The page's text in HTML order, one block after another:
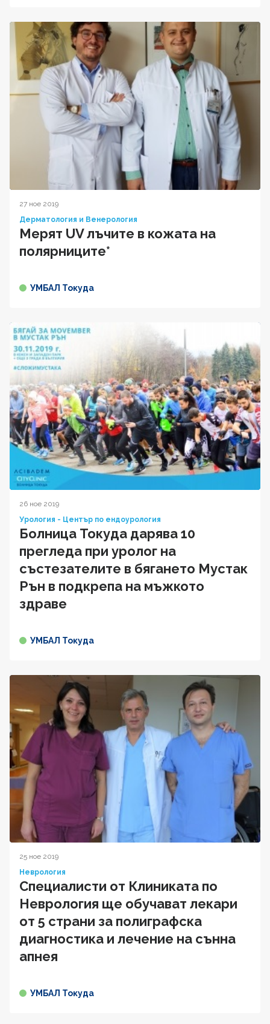
27 ное 2019
Дерматология и Венерология
Мерят UV лъчите в кожата на
полярниците*
УМБАЛ Токуда
26 ное 2019
Урология - Център по ендоурология
Болница Токуда дарява 10
прегледа при уролог на
състезателите в бягането Мустак
Рън в подкрепа на мъжкото
здраве
УМБАЛ Токуда
25 ное 2019
Неврология
Специалисти от Клиниката по
Неврология ще обучават лекари
от 5 страни за полиграфска
диагностика и лечение на сънна
апнея
УМБАЛ Токуда